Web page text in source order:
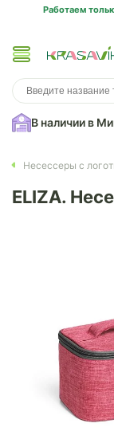
Работаем
В наличии в
Несессеры с
ELIZA.